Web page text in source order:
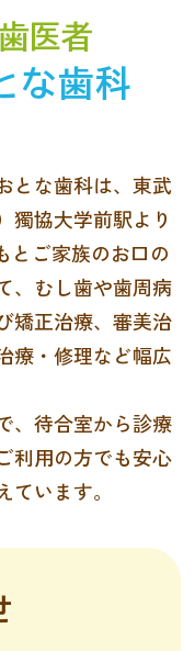
医者
な歯科
とな歯科は、東武
獨協大学前駅より
とご家族のお口の
、むし歯や歯周病
矯正治療、審美治
療・修理など幅広
、待合室から診療
利用の方でも安心
います。